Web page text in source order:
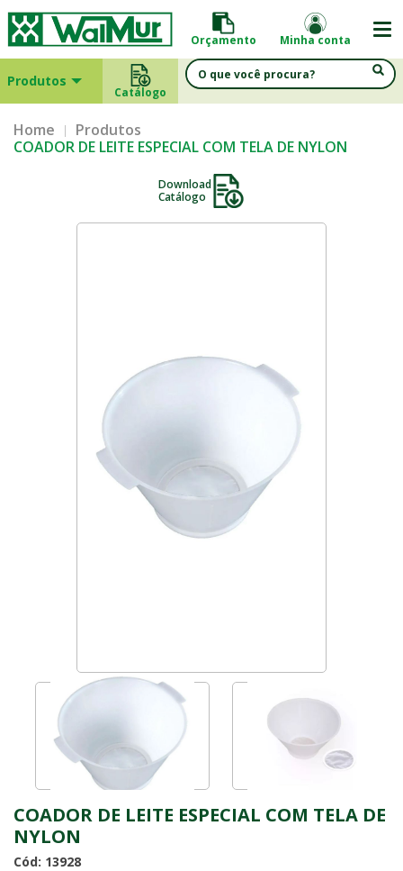
Orçamento Minha conta
Produtos
Catálogo
Home
Produtos
COADOR DE LEITE ESPECIAL COM TELA DE NYLON
Download
Catálogo
COADOR DE LEITE ESPECIAL COM TELA DE
NYLON
Cód: 13928